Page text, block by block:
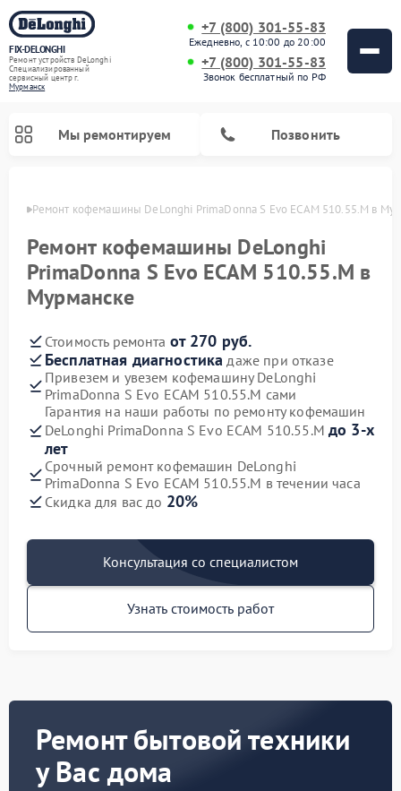
FIX-DELONGHI
Ремонт устройств DeLonghi
Специализированный
cервисный центр г.
Мурманск
+7 (800) 301-55-83
Ежедневно, с 10:00 до 20:00
+7 (800) 301-55-83
Звонок бесплатный по РФ
Мы ремонтируем Позвонить
Ремонт кофемашины DeLonghi PrimaDonna S Evo ECAM 510.55.M в
Ремонт кофемашины DeLonghi
PrimaDonna S Evo ECAM 510.55.M в
Мурманске
Стоимость ремонта от 270 руб.
Бесплатная диагностика даже при отказе
Привезем и увезем кофемашину DeLonghi
PrimaDonna S Evo ECAM 510.55.M сами
Гарантия на наши работы по ремонту кофемашин
DeLonghi PrimaDonna S Evo ECAM 510.55.M до 3-х
лет
Срочный ремонт кофемашин DeLonghi
PrimaDonna S Evo ECAM 510.55.M в течении часа
Скидка для вас до 20%
Консультация со специалистом
Узнать стоимость работ
Ремонт бытовой техники
у Вас дома